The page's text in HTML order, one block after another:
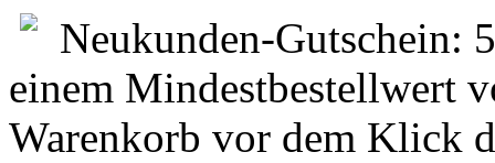
Neukunden-Gutschein:
einem Mindestbestellwert
Warenkorb vor dem Klick